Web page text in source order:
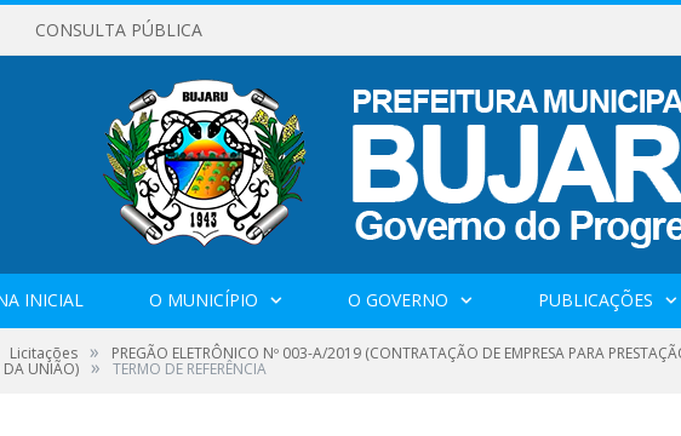
CONSULTA PÚBLICA
INICIAL O MUNICÍPIO O GOVERNO PUBLICAÇÕES
Licitações » PREGÃO ELETRÔNICO Nº 003-A/2019 (CONTRATAÇÃO DE EMPRESA PARA
DA UNIÃO) » TERMO DE REFERÊNCIA